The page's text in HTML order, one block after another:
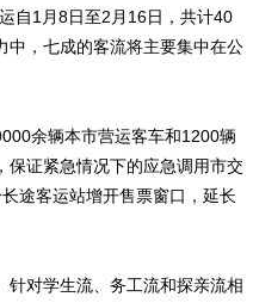
自1月8日至2月16日，共计40
中，七成的客流将主要集中在公
余辆本市营运客车和1200辆
保证紧急情况下的应急调用市交
途客运站增开售票窗口，延长
对学生流、务工流和探亲流相